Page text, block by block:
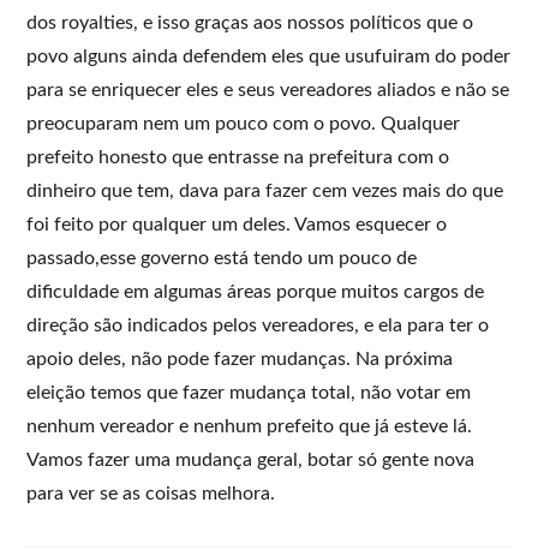
dos royalties, e isso graças aos nossos políticos que o
povo alguns ainda defendem eles que usufuiram do poder
para se enriquecer eles e seus vereadores aliados e não se
preocuparam nem um pouco com o povo. Qualquer
prefeito honesto que entrasse na prefeitura com o
dinheiro que tem, dava para fazer cem vezes mais do que
foi feito por qualquer um deles. Vamos esquecer o
passado,esse governo está tendo um pouco de
dificuldade em algumas áreas porque muitos cargos de
direção são indicados pelos vereadores, e ela para ter o
apoio deles, não pode fazer mudanças. Na próxima
eleição temos que fazer mudança total, não votar em
nenhum vereador e nenhum prefeito que já esteve lá.
Vamos fazer uma mudança geral, botar só gente nova
para ver se as coisas melhora.